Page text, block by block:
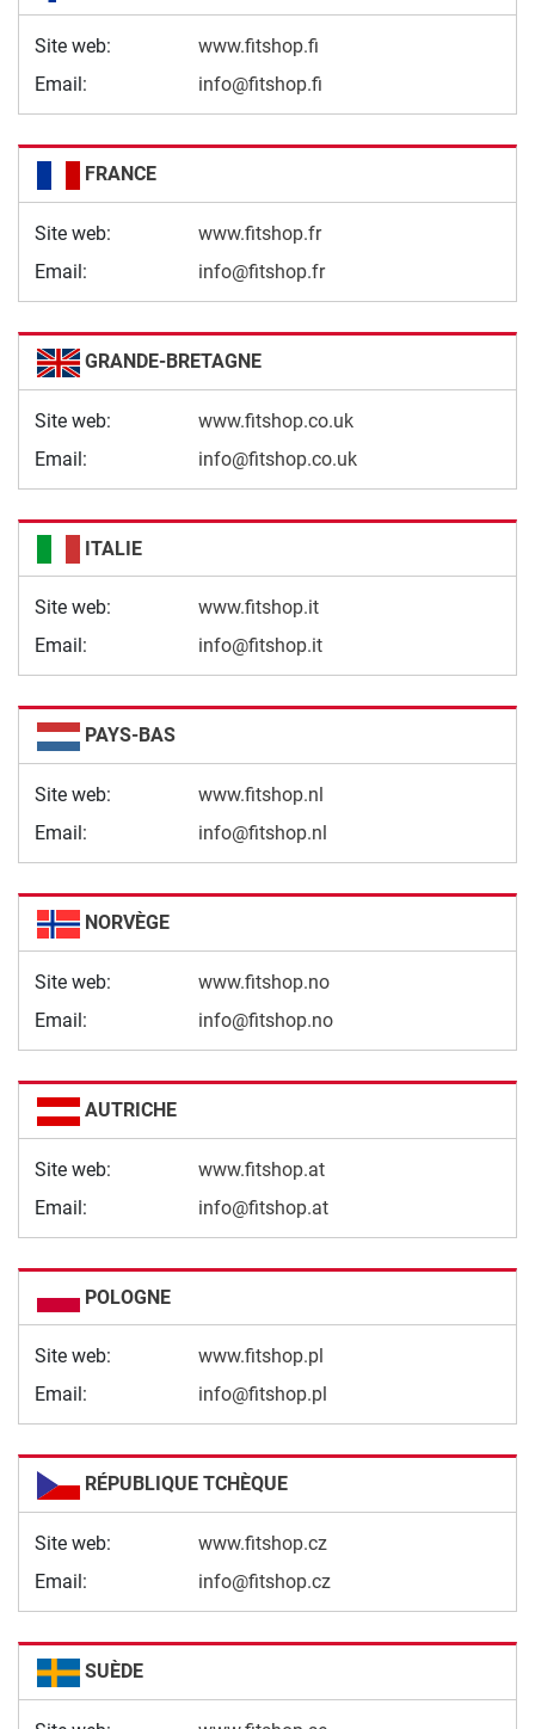
Site web:
www.fitshop.fi
Email:
info@fitshop.fi
FRANCE
Site web:
www.fitshop.fr
Email:
info@fitshop.fr
GRANDE-BRETAGNE
Site web:
www.fitshop.co.uk
Email:
info@fitshop.co.uk
ITALIE
Site web:
www.fitshop.it
Email:
info@fitshop.it
PAYS-BAS
Site web:
www.fitshop.nl
Email:
info@fitshop.nl
NORVÈGE
Site web:
www.fitshop.no
Email:
info@fitshop.no
AUTRICHE
Site web:
www.fitshop.at
Email:
info@fitshop.at
POLOGNE
Site web:
www.fitshop.pl
Email:
info@fitshop.pl
RÉPUBLIQUE TCHÈQUE
Site web:
www.fitshop.cz
Email:
info@fitshop.cz
SUÈDE